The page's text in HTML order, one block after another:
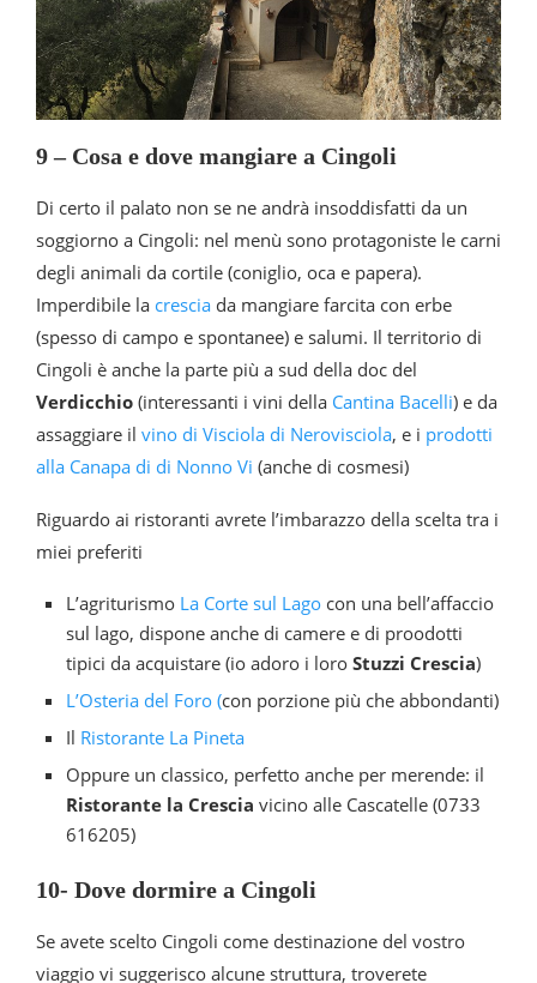
9 – Cosa e dove mangiare a Cingoli
Di certo il palato non se ne andrà insoddisfatti da un
soggiorno a Cingoli: nel menù sono protagoniste le carni
degli animali da cortile (coniglio, oca e papera).
Imperdibile la crescia da mangiare farcita con erbe
(spesso di campo e spontanee) e salumi. Il territorio di
Cingoli è anche la parte più a sud della doc del
Verdicchio (interessanti i vini della Cantina Bacelli) e da
assaggiare il vino di Visciola di Nerovisciola, e i prodotti
alla Canapa di di Nonno Vi (anche di cosmesi)
Riguardo ai ristoranti avrete l’imbarazzo della scelta tra i
miei preferiti
L’agriturismo La Corte sul Lago con una bell’affaccio
sul lago, dispone anche di camere e di proodotti
tipici da acquistare (io adoro i loro Stuzzi Crescia)
L’Osteria del Foro (con porzione più che abbondanti)
Il Ristorante La Pineta
Oppure un classico, perfetto anche per merende: il
Ristorante la Crescia vicino alle Cascatelle (0733
616205)
10- Dove dormire a Cingoli
Se avete scelto Cingoli come destinazione del vostro
viaggio vi suggerisco alcune struttura, troverete